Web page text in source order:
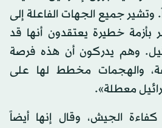
جميع الجهات الفاعلة إلى
بأزمة خطيرة يعتقدون أنها قد
وهم يدركون أن هذه فرصة
والهجمات مخطط لها على
معطلة».
الجيش، وقال إنها أيضاً